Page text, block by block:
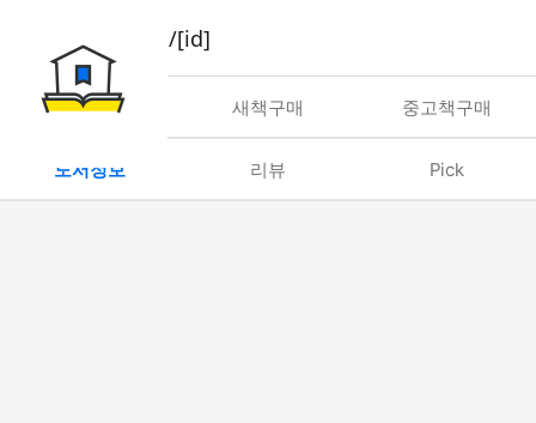
book/rent/[id]
대여 새책구매 중고책구매
도서정보 리뷰 Pick